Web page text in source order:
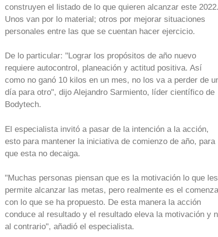
construyen el listado de lo que quieren alcanzar este
Unos van por lo material; otros por mejorar situaciones
personales entre las que se cuentan hacer ejercicio.
De lo particular: "Lograr los propósitos de año nuevo
requiere autocontrol, planeación y actitud positiva. Así
como no ganó 10 kilos en un mes, no los va a perder de
día para otro", dijo Alejandro Sarmiento, líder científico de
Bodytech.
El especialista invitó a pasar de la intención a la acción,
esto para mantener la iniciativa de comienzo de año, para
que esta no decaiga.
"Muchas personas piensan que es la motivación lo que les
permite alcanzar las metas, pero realmente es el
con lo que se ha propuesto. De esta manera la acción
conduce al resultado y el resultado eleva la motivación y
al contrario", añadió el especialista.